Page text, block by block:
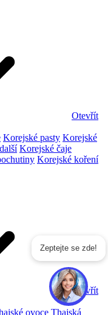
Otevřít
Korejské pasty Korejské
Korejské čaje
Korejské koření
Otevřít
ovoce Thajská
Zeptejte se zde!